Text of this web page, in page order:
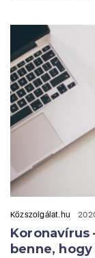
Közszolgálat.hu
Koronavírus
benne,